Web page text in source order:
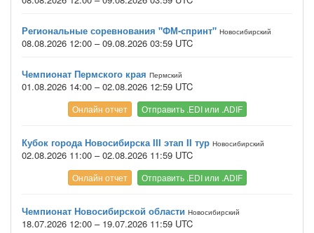
Региональные соревнования "ФМ-спринт" Новосибирский
08.08.2026 12:00 – 09.08.2026 03:59 UTC
Чемпионат Пермского края Пермский
01.08.2026 14:00 – 02.08.2026 12:59 UTC
Онлайн отчет Отправить .EDI или .ADIF
Кубок города Новосибирска III этап II тур Новосибирский
02.08.2026 11:00 – 02.08.2026 11:59 UTC
Онлайн отчет Отправить .EDI или .ADIF
Чемпионат Новосибирской области Новосибирский
18.07.2026 12:00 – 19.07.2026 11:59 UTC